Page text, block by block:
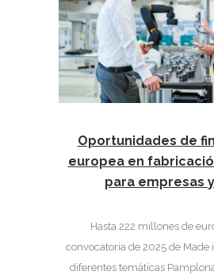
Oportunidades de
europea en
para empresas y
Hasta 222 millones de
convocatoria de 2025 de Made
diferentes temáticas